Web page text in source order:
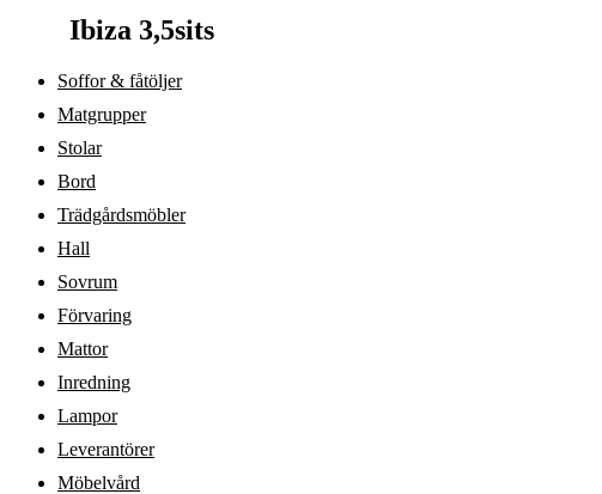
Ibiza 3,5sits
Soffor & fåtöljer
Matgrupper
Stolar
Bord
Trädgårdsmöbler
Hall
Sovrum
Förvaring
Mattor
Inredning
Lampor
Leverantörer
Möbelvård